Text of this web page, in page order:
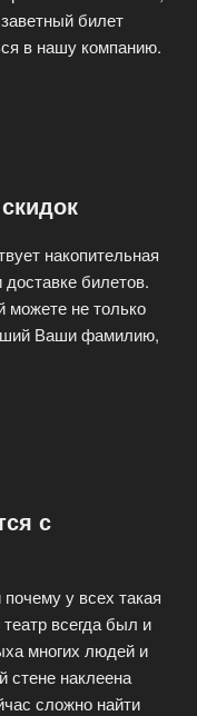
билет
в нашу компанию.
накопительная
билетов.
можете не только
Ваши фамилию,
с
у всех такая
всегда был и
многих людей и
стене наклеена
сложно найти